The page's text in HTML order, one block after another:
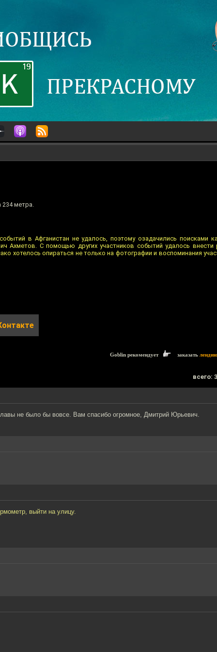
234 метра.
в Афганистан не удалось, поэтому озадачились поисками
Ахметов. С помощью других участников событий удалось
хотелось опираться не только на фотографии и воспоминания
Goblin рекомендует заказать
всего:
не было бы вовсе. Вам спасибо огромное, Дмитрий Юрьевич.
выйти на улицу.